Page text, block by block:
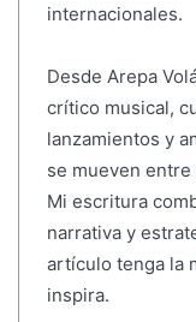
internacionales.
Desde Arepa
crítico musical,
lanzamientos y
se mueven
Mi escritura
narrativa y
artículo tenga la
inspira.